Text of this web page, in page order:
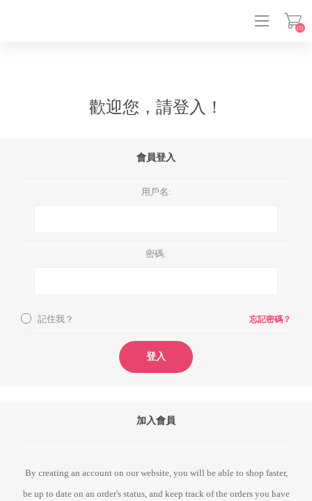
(0)
歡迎您，請登入！
會員登入
用戶名:
密碼:
記住我？ 忘記密碼？
登入
加入會員
By creating an account on our website, you will be able to shop faster,
be up to date on an order's status, and keep track of the orders you have